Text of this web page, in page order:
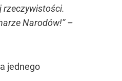
rzeczywistości.
Narodów!” –
jednego